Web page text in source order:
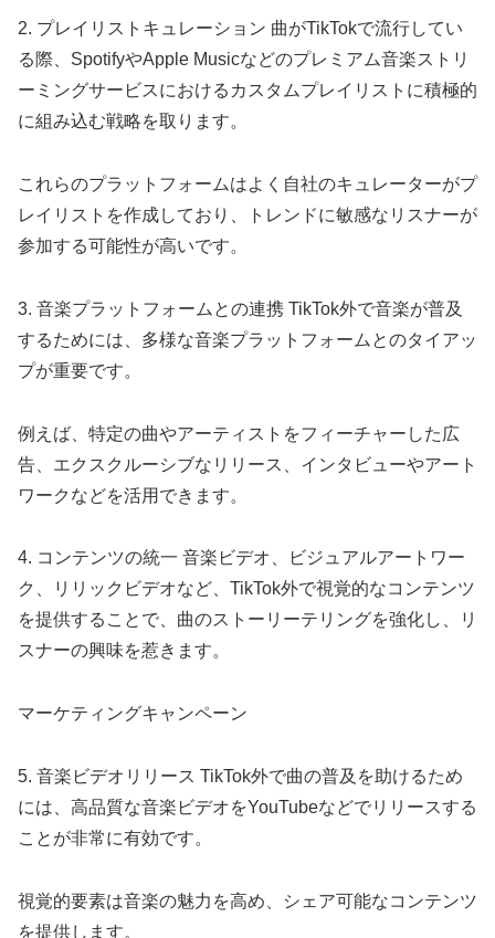
2. プレイリストキュレーション 曲がTikTokで流行してい
る際、SpotifyやApple Musicなどのプレミアム音楽ストリ
ーミングサービスにおけるカスタムプレイリストに積極的
に組み込む戦略を取ります。
これらのプラットフォームはよく自社のキュレーターがプ
レイリストを作成しており、トレンドに敏感なリスナーが
参加する可能性が高いです。
3. 音楽プラットフォームとの連携 TikTok外で音楽が普及
するためには、多様な音楽プラットフォームとのタイアッ
プが重要です。
例えば、特定の曲やアーティストをフィーチャーした広
告、エクスクルーシブなリリース、インタビューやアート
ワークなどを活用できます。
4. コンテンツの統一 音楽ビデオ、ビジュアルアートワー
ク、リリックビデオなど、TikTok外で視覚的なコンテンツ
を提供することで、曲のストーリーテリングを強化し、リ
スナーの興味を惹きます。
マーケティングキャンペーン
5. 音楽ビデオリリース TikTok外で曲の普及を助けるため
には、高品質な音楽ビデオをYouTubeなどでリリースする
ことが非常に有効です。
視覚的要素は音楽の魅力を高め、シェア可能なコンテンツ
を提供します。